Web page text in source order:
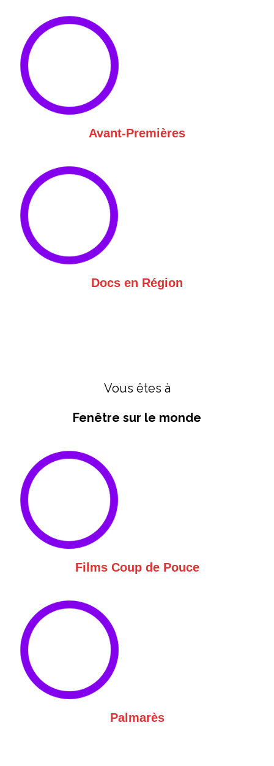
Avant-Premières
Docs en Région
Vous êtes à
Fenêtre sur le monde
Films Coup de Pouce
Palmarès